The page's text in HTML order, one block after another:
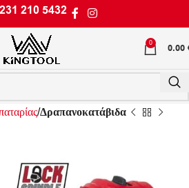
210 5432
0 0.00
Δραπανοκατάβιδα